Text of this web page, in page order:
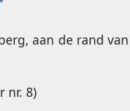
aan de rand
nr. 8)